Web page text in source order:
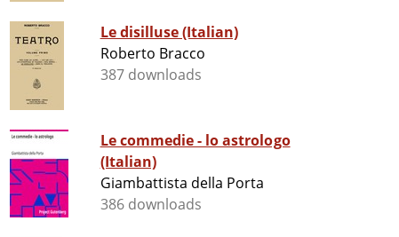
Le disilluse (Italian)
Roberto Bracco
387 downloads
Le commedie - lo astrologo
(Italian)
Giambattista della Porta
386 downloads